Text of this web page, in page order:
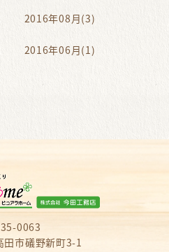
2016年08月(3)
2016年06月(1)
0063
田市礒野新町3-1